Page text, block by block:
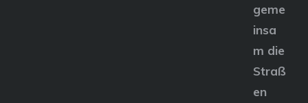
geme
insa
m die
Straß
en